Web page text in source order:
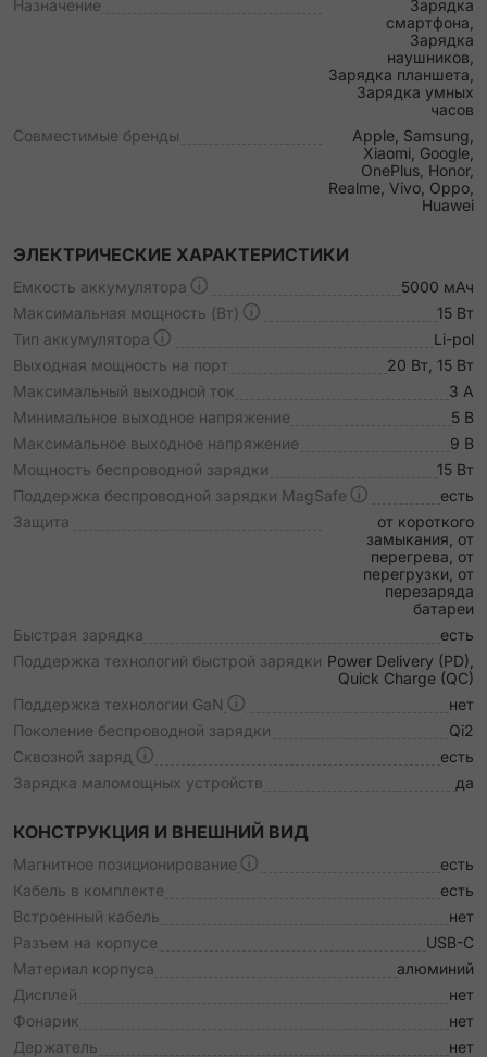
Назначение
Зарядка
смартфона,
Зарядка
наушников,
Зарядка планшета,
Зарядка умных
часов
Совместимые бренды
Apple, Samsung,
Xiaomi, Google,
OnePlus, Honor,
Realme, Vivo, Oppo,
Huawei
ЭЛЕКТРИЧЕСКИЕ ХАРАКТЕРИСТИКИ
Емкость аккумулятора
5000 мАч
Максимальная мощность (Вт)
15 Вт
Тип аккумулятора
Li-pol
Выходная мощность на порт
20 Вт, 15 Вт
Максимальный выходной ток
3 A
Минимальное выходное напряжение
5 В
Максимальное выходное напряжение
9 В
Мощность беспроводной зарядки
15 Вт
Поддержка беспроводной зарядки MagSafe
есть
Защита
от короткого
замыкания, от
перегрева, от
перегрузки, от
перезаряда
батареи
Быстрая зарядка
есть
Поддержка технологий быстрой зарядки Power Delivery (PD),
Quick Charge (QC)
Поддержка технологии GaN
нет
Поколение беспроводной зарядки
Qi2
Сквозной заряд
есть
Зарядка маломощных устройств
да
КОНСТРУКЦИЯ И ВНЕШНИЙ ВИД
Магнитное позиционирование
есть
Кабель в комплекте
есть
Встроенный кабель
нет
Разъем на корпусе
USB-C
Материал корпуса
алюминий
Дисплей
нет
Фонарик
нет
Держатель
нет